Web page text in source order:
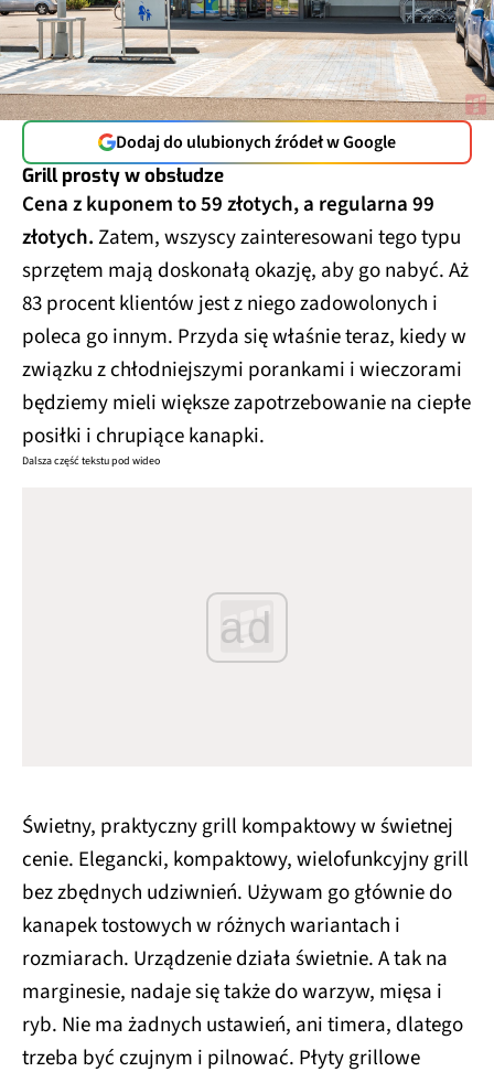
Dodaj do ulubionych źródeł w Google
Grill prosty w obsłudze
Cena z kuponem to 59 złotych, a regularna 99
złotych. Zatem, wszyscy zainteresowani tego typu
sprzętem mają doskonałą okazję, aby go nabyć. Aż
83 procent klientów jest z niego zadowolonych i
poleca go innym. Przyda się właśnie teraz, kiedy w
związku z chłodniejszymi porankami i wieczorami
będziemy mieli większe zapotrzebowanie na ciepłe
posiłki i chrupiące kanapki.
Dalsza część tekstu pod wideo
ad
Świetny, praktyczny grill kompaktowy w świetnej
cenie. Elegancki, kompaktowy, wielofunkcyjny grill
bez zbędnych udziwnień. Używam go głównie do
kanapek tostowych w różnych wariantach i
rozmiarach. Urządzenie działa świetnie. A tak na
marginesie, nadaje się także do warzyw, mięsa i
ryb. Nie ma żadnych ustawień, ani timera, dlatego
trzeba być czujnym i pilnować. Płyty grillowe